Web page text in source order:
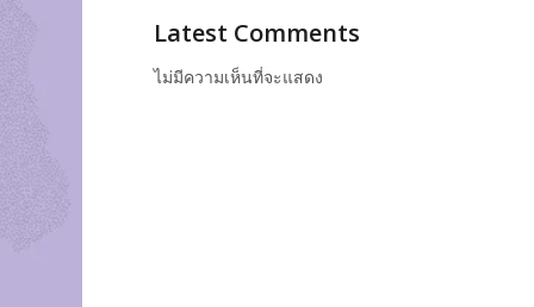
Latest Comments
ไม่มีความเห็นที่จะแสดง